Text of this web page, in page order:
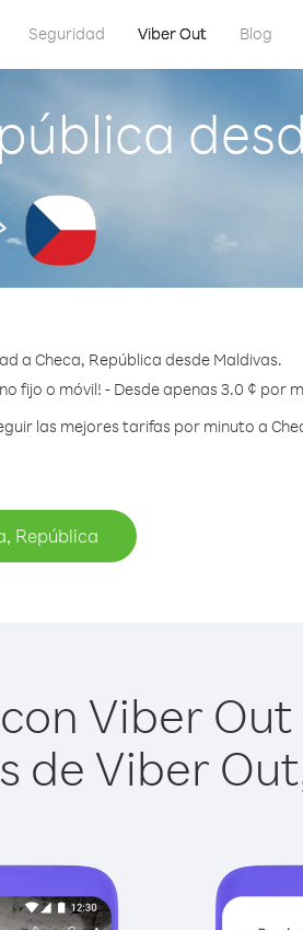
Seguridad Viber Out Blog
a Checa, República desde Maldivas.
fijo o móvil! - Desde apenas 3.0 ¢ por
las mejores tarifas por minuto a
República
Viber Out
de Viber